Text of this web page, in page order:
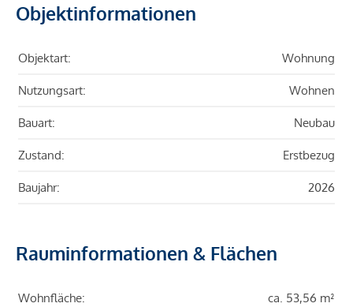
Objektinformationen
Objektart: Wohnung
Nutzungsart: Wohnen
Bauart: Neubau
Zustand: Erstbezug
Baujahr: 2026
Rauminformationen & Flächen
Wohnfläche: ca. 53,56 m²